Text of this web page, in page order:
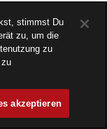
stimmst Du
zu, um die
zu
akzeptieren